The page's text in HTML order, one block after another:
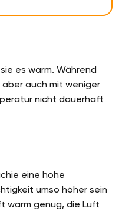
es warm. Während
auch mit weniger
nicht dauerhaft
eine hohe
umso höher sein
warm genug, die Luft